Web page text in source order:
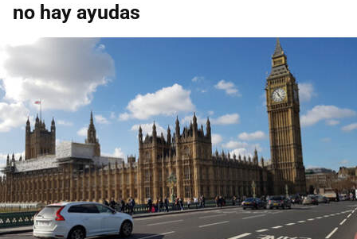
no hay ayudas